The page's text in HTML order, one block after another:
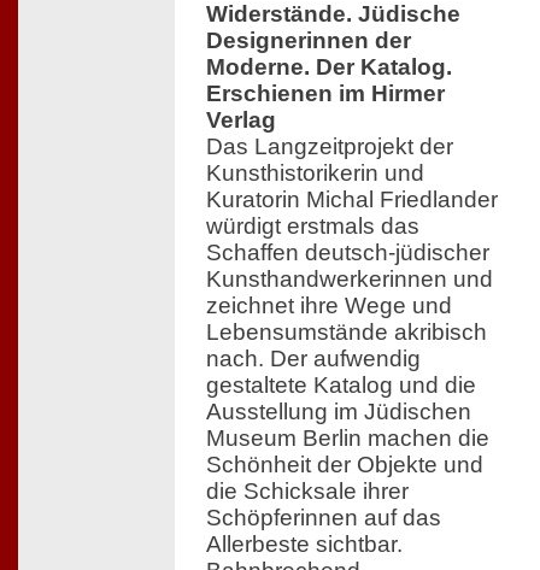
Widerstände. Jüdische
Designerinnen der
Moderne. Der Katalog.
Erschienen im Hirmer
Verlag
Das Langzeitprojekt der
Kunsthistorikerin und
Kuratorin Michal Friedlander
würdigt erstmals das
Schaffen deutsch-jüdischer
Kunsthandwerkerinnen und
zeichnet ihre Wege und
Lebensumstände akribisch
nach. Der aufwendig
gestaltete Katalog und die
Ausstellung im Jüdischen
Museum Berlin machen die
Schönheit der Objekte und
die Schicksale ihrer
Schöpferinnen auf das
Allerbeste sichtbar.